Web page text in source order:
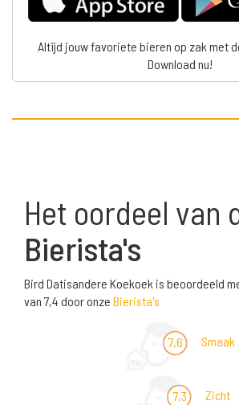
Altijd jouw favoriete bieren op zak met
Download nu!
Het oordeel van
Bierista's
Bird Datisandere Koekoek is beoordeeld
van 7,4 door onze Bierista's
7,6 Smaak
7,3 Zicht